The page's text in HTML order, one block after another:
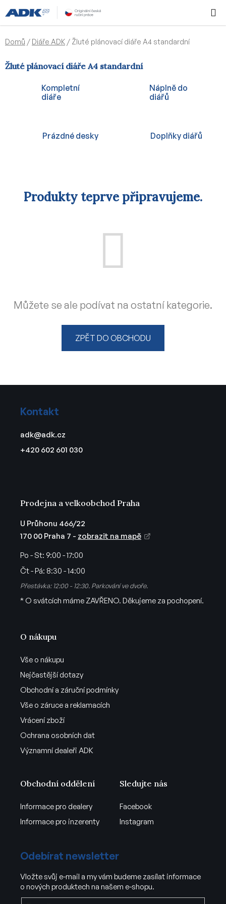
na
obsah
KOŠÍK
Domů / Diáře ADK / Žluté plánovací diáře A4 standardní
Žluté plánovací diáře A4 standardní
Kompletní
diáře
Náplně do
diářů
Prázdné desky Doplňky diářů
Produkty teprve připravujeme.
Můžete se ale podívat na ostatní kategorie.
ZPĚT DO OBCHODU
Kontakt
adk@adk.cz
+420 602 601 030
O nákupu
Vše o nákupu
Nejčastější dotazy
Obchodní a záruční podmínky
Vše o záruce a reklamacích
Vrácení zboží
Ochrana osobních dat
Významní dealeři ADK
Prodejna a velkoobchod Praha
U Průhonu 466/22
170 00 Praha 7 - zobrazit na mapě
Po - St: 9:00 - 17:00
Čt - Pá: 8:30 - 14:00
Přestávka: 12:00 - 12:30. Parkování ve dvoře.
* O svátcích máme ZAVŘENO. Děkujeme za pochopení.
Obchodní oddělení
Informace pro dealery
Informace pro inzerenty
Sledujte nás
Facebook
Instagram
Odebírat newsletter
Vložte svůj e-mail a my vám budeme zasílat informace
o nových produktech na našem e-shopu.